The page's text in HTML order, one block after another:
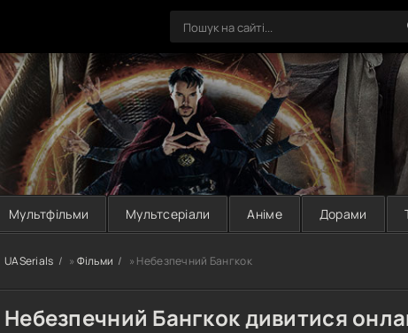
Мультфільми Мультсеріали Аніме Дорами
UASerials » Фільми » Небезпечний Бангкок
Небезпечний Бангкок дивитися